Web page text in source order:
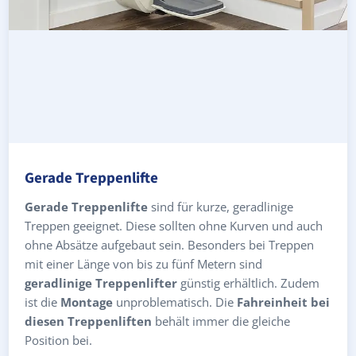
Gerade Treppenlifte
Gerade Treppenlifte sind für kurze, geradlinige
Treppen geeignet. Diese sollten ohne Kurven und auch
ohne Absätze aufgebaut sein. Besonders bei Treppen
mit einer Länge von bis zu fünf Metern sind
geradlinige Treppenlifter günstig erhältlich. Zudem
ist die Montage unproblematisch. Die Fahreinheit bei
diesen Treppenliften behält immer die gleiche
Position bei.